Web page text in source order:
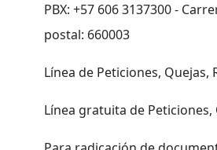
PBX: +57 606 3137300 -
postal: 660003
Línea de Peticiones, Quejas,
Línea gratuita de Peticiones,